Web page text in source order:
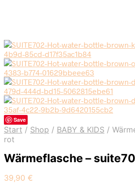
Save
Start / Shop / BABY & KIDS /
rot
Wärmeflasche –
39,90 €